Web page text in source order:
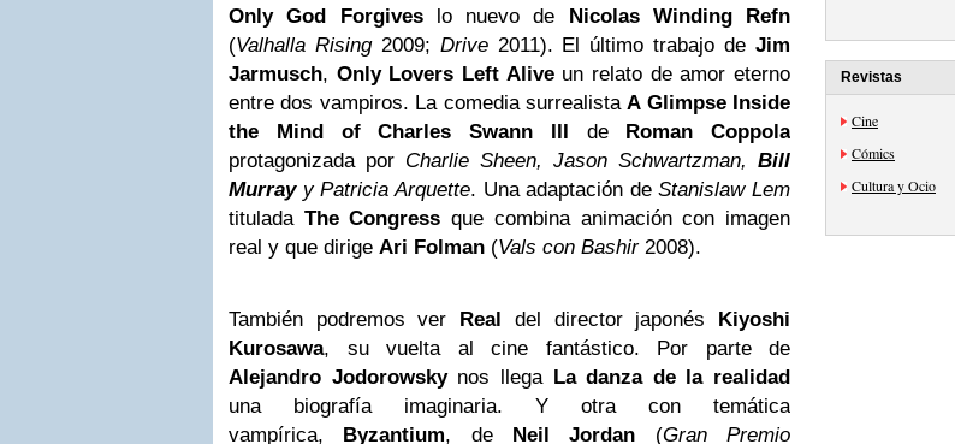
Only God Forgiveslo nuevo de Nicolas Winding Refn
(Valhalla Rising2009; Drive2011). El último trabajo deJim
Jarmusch, Only Lovers Left Aliveun relato de amor eterno
entre dos vampiros. La comedia surrealistaA Glimpse Inside
the Mind of Charles Swann III de Roman Coppola
protagonizada por Charlie Sheen, Jason Schwartzman, Bill
Murrayy Patricia Arquette. Una adaptación deStanislaw Lem
titulada The Congress que combina animación con imagen
real y que dirige Ari Folman (Vals con Bashir2008).
También podremos ver Real del director japonés Kiyoshi
Kurosawa, su vuelta al cine fantástico. Por parte de
Alejandro Jodorowskynos llega La danza de la realidad
una biografía imaginaria. Y otra con temática
vampírica, Byzantium, de Neil Jordan (Gran Premio
Revistas
Cine
Cómics
Cultura y Ocio